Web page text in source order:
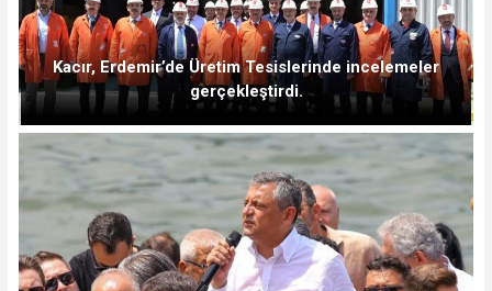
Kacır, Erdemir’de Üretim Tesislerinde incelemeler
gerçekleştirdi.